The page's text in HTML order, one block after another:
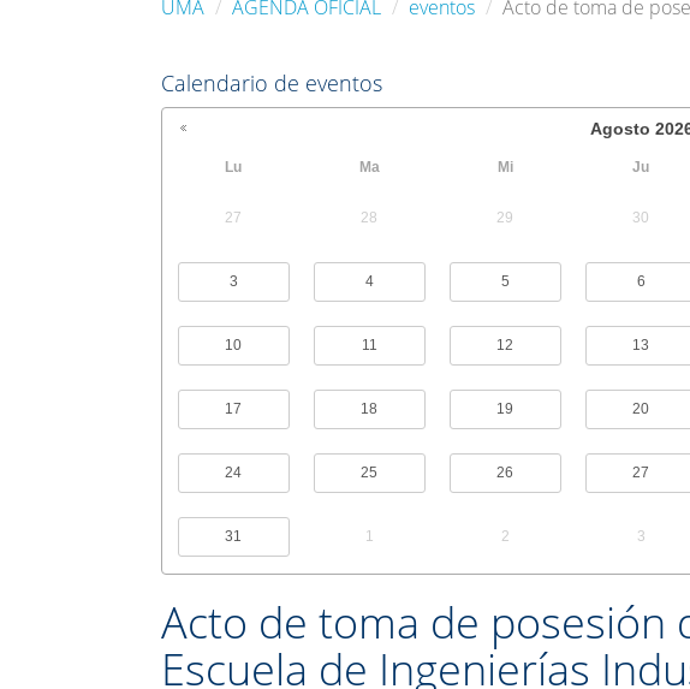
UMA AGENDA OFICIAL eventos Acto de toma de
Calendario de eventos
Agosto
Lu Ma Mi Ju
27 28 29 30
3 4 5 6
10 11 12 13
17 18 19 20
24 25 26 27
31 1 2 3
Acto de toma de posesión
Escuela de Ingenierías